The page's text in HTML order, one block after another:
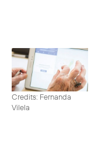
Credits: Fernanda
Vilela